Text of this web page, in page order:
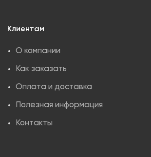
Клиентам
О компании
Как заказать
Оплата и доставка
Полезная информация
Контакты